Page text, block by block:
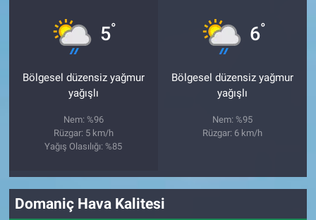
5°
Bölgesel düzensiz yağmur
yağışlı
Nem: %96
Rüzgar: 5 km/h
Yağış Olasılığı: %85
6°
Bölgesel düzensiz yağmur
yağışlı
Nem: %95
Rüzgar: 6 km/h
Domaniç Hava Kalitesi